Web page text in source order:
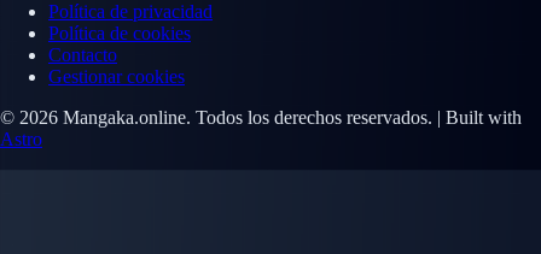
Política de privacidad
Política de cookies
Contacto
Gestionar cookies
© 2026 Mangaka.online. Todos los derechos reservados. | Built with
Astro